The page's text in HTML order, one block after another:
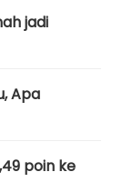
jadi
Apa
poin ke